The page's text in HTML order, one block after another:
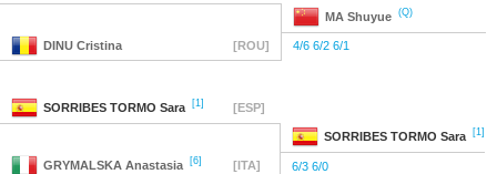
MA Shuyue (Q)
DINU Cristina [ROU] 4/6 6/2 6/1
SORRIBES TORMO Sara [1] [ESP]
SORRIBES TORMO Sara [1]
GRYMALSKA Anastasia [6] [ITA] 6/3 6/0